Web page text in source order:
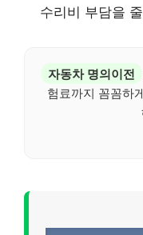
수리비 부담을
자동차 명의이전
험료까지 꼼꼼하